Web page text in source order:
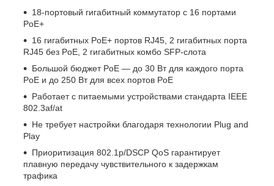
18-портовый гигабитный коммутатор с 16 портами
PoE+
16 гигабитных PoE+ портов RJ45, 2 гигабитных порта
RJ45 без PoE, 2 гигабитных комбо SFP‑слота
Большой бюджет PoE — до 30 Вт для каждого порта
PoE и до 250 Вт для всех портов PoE
Работает с питаемыми устройствами стандарта IEEE
802.3af/at
Не требует настройки благодаря технологии Plug and
Play
Приоритизация 802.1p/DSCP QoS гарантирует
плавную передачу чувствительного к задержкам
трафика